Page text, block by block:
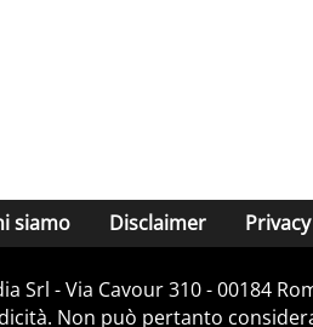
siamo Disclaimer
- Via Cavour 310 - 00184
Non può pertanto